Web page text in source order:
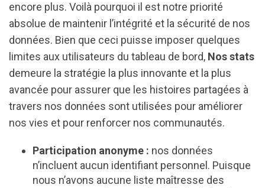
encore plus. Voilà pourquoi il est notre priorité
absolue de maintenir l’intégrité et la sécurité de nos
données. Bien que ceci puisse imposer quelques
limites aux utilisateurs du tableau de bord, Nos stats
demeure la stratégie la plus innovante et la plus
avancée pour assurer que les histoires partagées à
travers nos données sont utilisées pour améliorer
nos vies et pour renforcer nos communautés.
Participation anonyme : nos données
n’incluent aucun identifiant personnel. Puisque
nous n’avons aucune liste maîtresse des